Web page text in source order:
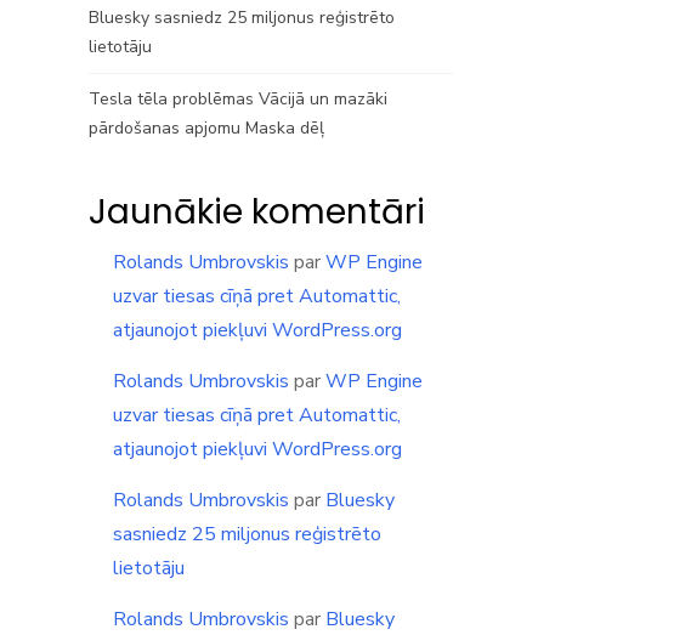
Bluesky sasniedz 25 miljonus reģistrēto
lietotāju
Tesla tēla problēmas Vācijā un mazāki
pārdošanas apjomu Maska dēļ
Jaunākie komentāri
Rolands Umbrovskis parWP Engine
uzvar tiesas cīņā pret Automattic,
atjaunojot piekļuvi WordPress.org
Rolands Umbrovskis parWP Engine
uzvar tiesas cīņā pret Automattic,
atjaunojot piekļuvi WordPress.org
Rolands Umbrovskis par Bluesky
sasniedz 25 miljonus reģistrēto
lietotāju
Rolands Umbrovskis par Bluesky